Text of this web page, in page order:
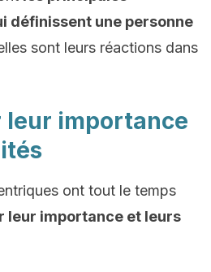
définissent une personne
sont leurs réactions dans
leur importance
ont tout le temps
leur importance et leurs